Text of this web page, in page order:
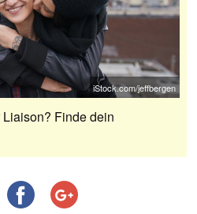
iStock.com/jeffbergen
Finde dein